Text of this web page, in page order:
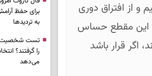
و از افتراق دوری
این مقطع حساس
اگر قرار باشد
برای حفظ
به تردیدها
تست شخصیت
را گرفتند؟
می‌دهد